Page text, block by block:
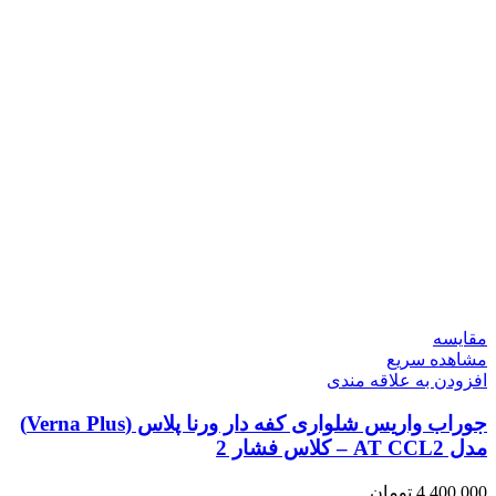
مقایسه
مشاهده سریع
افزودن به علاقه مندی
جوراب واریس شلواری کفه دار ورنا پلاس (Verna Plus)
مدل AT CCL2 – کلاس فشار 2
4,400,000 تومان